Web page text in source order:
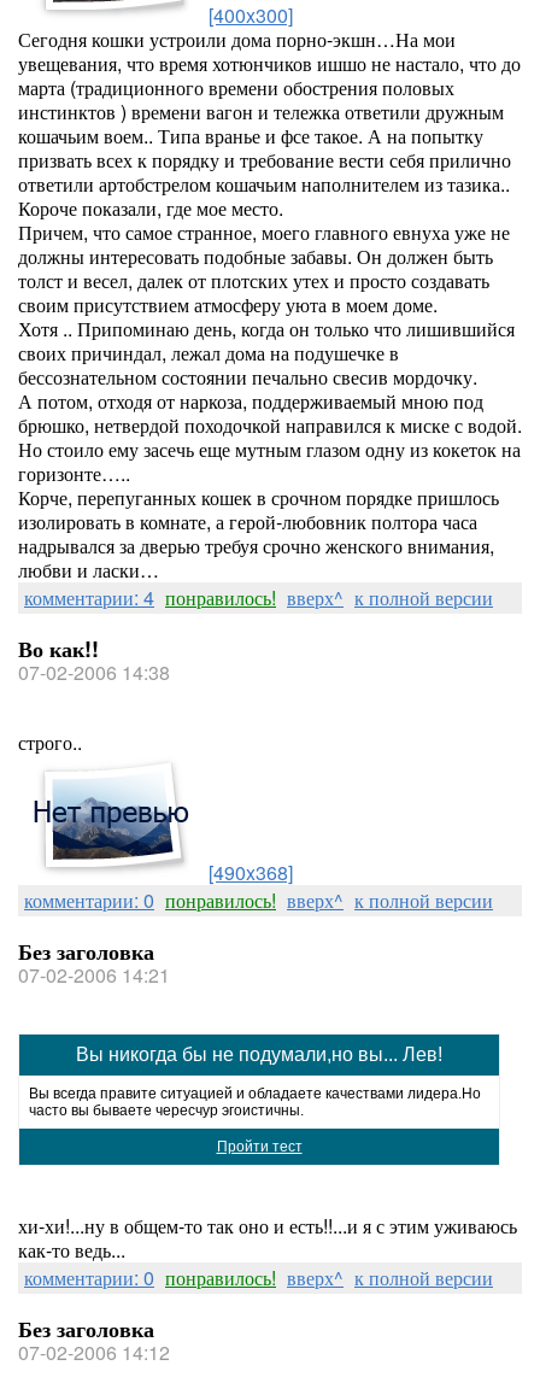
[400x300]
Сегодня кошки устроили дома порно-экшн…На мои
увещевания, что время хотюнчиков ишшо не настало, что до
марта (традиционного времени обострения половых
инстинктов ) времени вагон и тележка ответили дружным
кошачьим воем.. Типа вранье и фсе такое. А на попытку
призвать всех к порядку и требование вести себя прилично
ответили артобстрелом кошачьим наполнителем из тазика..
Короче показали, где мое место.
Причем, что самое странное, моего главного евнуха уже не
должны интересовать подобные забавы. Он должен быть
толст и весел, далек от плотских утех и просто создавать
своим присутствием атмосферу уюта в моем доме.
Хотя .. Припоминаю день, когда он только что лишившийся
своих причиндал, лежал дома на подушечке в
бессознательном состоянии печально свесив мордочку.
А потом, отходя от наркоза, поддерживаемый мною под
брюшко, нетвердой походочкой направился к миске с водой.
Но стоило ему засечь еще мутным глазом одну из кокеток на
горизонте…..
Корче, перепуганных кошек в срочном порядке пришлось
изолировать в комнате, а герой-любовник полтора часа
надрывался за дверью требуя срочно женского внимания,
любви и ласки…
комментарии: 4 понравилось! вверх^ к полной версии
Во как!!
07-02-2006 14:38
строго..
[490x368]
комментарии: 0 понравилось! вверх^ к полной версии
Без заголовка
07-02-2006 14:21
Вы никогда бы не подумали,но вы... Лев!
Вы всегда правите ситуацией и обладаете качествами лидера.Но
часто вы бываете чересчур эгоистичны.
Пройти тест
хи-хи!...ну в общем-то так оно и есть!!...и я с этим уживаюсь
как-то ведь...
комментарии: 0 понравилось! вверх^ к полной версии
Без заголовка
07-02-2006 14:12